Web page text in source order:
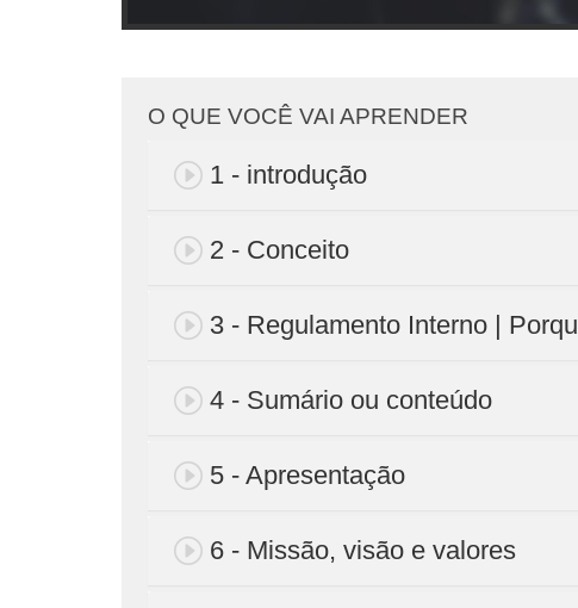
O QUE VOCÊ VAI APRENDER
1 - introdução
2 - Conceito
3 - Regulamento Interno |
4 - Sumário ou conteúdo
5 - Apresentação
6 - Missão, visão e valores